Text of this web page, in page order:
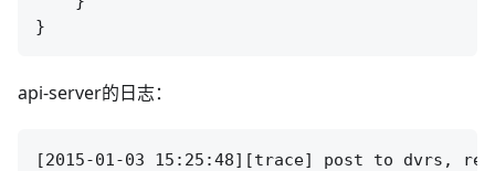
api-server的日志：
[2015-01-03 15:25:48][trace] post to dvrs,